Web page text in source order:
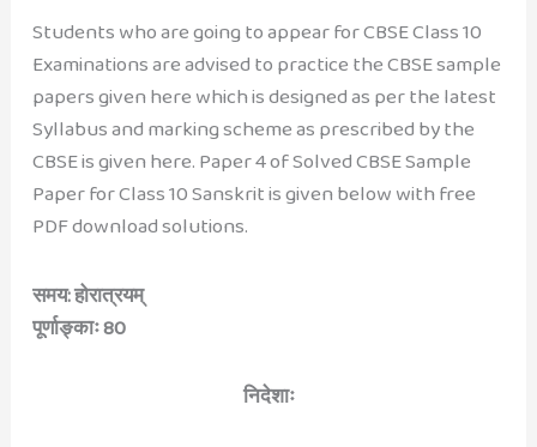
Students who are going to appear for CBSE Class 10
Examinations are advised to practice the CBSE sample
papers given here which is designed as per the latest
Syllabus and marking scheme as prescribed by the
CBSE is given here. Paper 4 of Solved CBSE Sample
Paper for Class 10 Sanskrit is given below with free
PDF download solutions.
समय: होरात्रयम्
पूर्णाङ्काः 80
निदेशाः